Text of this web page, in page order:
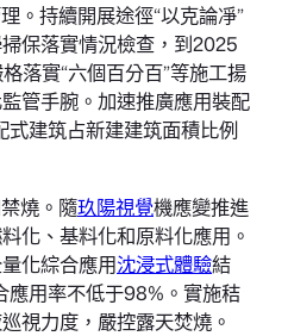
。持續開展途徑“以克論凈”
保落實情況檢查，到2025
落實“六個百分百”等施工揚
管手腕。加速推廣應用裝配
建筑占新建建筑面積比例
燒。隨玖陽視覺機應變推進
化、基料化和原料化應用。
化綜合應用沈浸式體驗結
應用率不低于98%。實施秸
視力度，嚴控露天焚燒。